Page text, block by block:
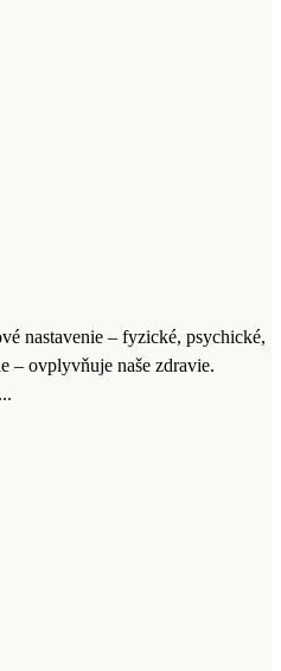
nastavenie – fyzické, psychické,
– ovplyvňuje naše zdravie.